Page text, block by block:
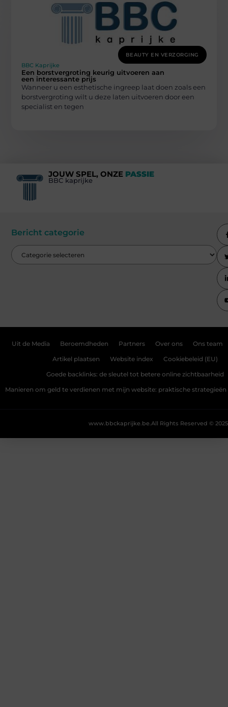
BEAUTY EN VERZORGING
BBC Kaprijke
Een borstvergroting keurig uitvoeren aan
een interessante prijs
Wanneer u een esthetische ingreep laat doen zoals een
borstvergroting wilt u deze laten uitvoeren door een
specialist en tegen
JOUW SPEL, ONZE PASSIE
BBC kaprijke
Bericht categorie
Uit de Media Beroemdheden Partners Over ons Ons team
Artikel plaatsen Website index Cookiebeleid (EU)
Goede backlinks: de sleutel tot betere online zichtbaarheid
Manieren om geld te verdienen met mijn website: praktische strategieën
All Rights Reserved © 2025
www.bbckaprijke.be.